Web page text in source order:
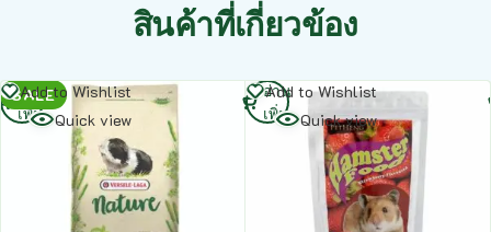
สินค้าที่เกี่ยวข้อง
SALE
Add to Wishlist
Quick view
อ่าน
เพิ่ม
Add to Wishlist
Quick view
อ่าน
เพิ่ม